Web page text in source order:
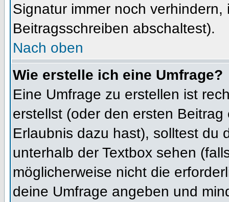
Signatur immer noch
Beitragsschreiben abschaltest).
Nach oben
Wie erstelle ich eine Umfrage?
Eine Umfrage zu erstellen ist
erstellst (oder den ersten
Erlaubnis dazu hast), solltest du
unterhalb der Textbox sehen
möglicherweise nicht die
deine Umfrage angeben und